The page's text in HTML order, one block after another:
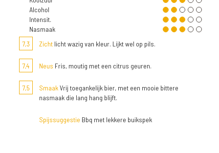
Alcohol
Intensit.
Nasmaak
7,3
Zicht licht wazig van kleur. Lijkt wel op pils.
7,4 Neus Fris, moutig met een citrus geuren.
7,5 SmaakVrij toegankelijk bier, met een mooie bittere
nasmaak die lang hang blijft.
Spijssuggestie Bbq met lekkere buikspek